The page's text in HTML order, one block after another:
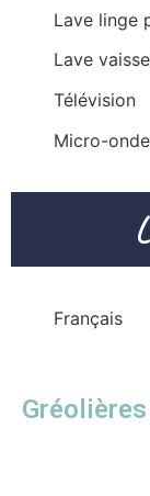
Lave linge
Lave
Télévision
Micro-
Français